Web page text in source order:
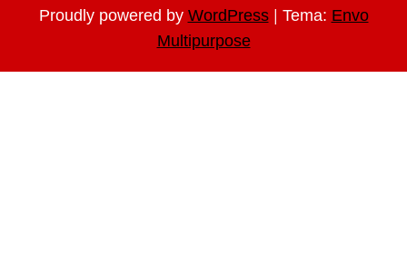
Proudly powered by WordPress | Tema: Envo
Multipurpose